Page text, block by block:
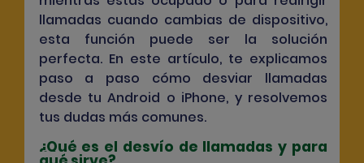
llamadas cuando cambias de dispositivo,
esta función puede ser la solución
perfecta. En este artículo, te explicamos
paso a paso cómo desviar llamadas
desde tu Android o iPhone, y resolvemos
tus dudas más comunes.
¿Qué es el desvío de llamadas y para